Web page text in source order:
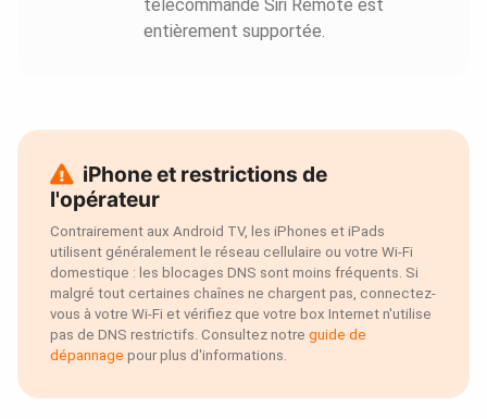
télécommande Siri Remote est
entièrement supportée.
iPhone et restrictions de
l'opérateur
Contrairement aux Android TV, les iPhones et iPads
utilisent généralement le réseau cellulaire ou votre Wi-Fi
domestique : les blocages DNS sont moins fréquents. Si
malgré tout certaines chaînes ne chargent pas, connectez-
vous à votre Wi-Fi et vérifiez que votre box Internet n'utilise
pas de DNS restrictifs. Consultez notre guide de
dépannage pour plus d'informations.